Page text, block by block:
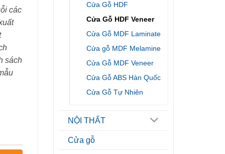
Cửa Gỗ HDF
Cửa Gỗ HDF Veneer
Cửa Gỗ MDF Laminate
Cửa gỗ MDF Melamine
Cửa Gỗ MDF Veneer
Cửa Gỗ ABS Hàn Quốc
Cửa Gỗ Tự Nhiên
NỘI THẤT
Cửa gỗ
các
sách